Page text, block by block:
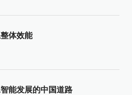
体效能
能发展的中国道路